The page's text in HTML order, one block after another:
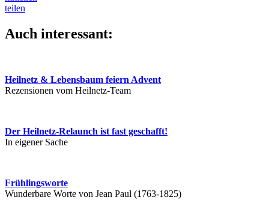
teilen
Auch interessant:
Heilnetz & Lebensbaum feiern Advent
Rezensionen vom Heilnetz-Team
Der Heilnetz-Relaunch ist fast geschafft!
In eigener Sache
Frühlingsworte
Wunderbare Worte von Jean Paul (1763-1825)